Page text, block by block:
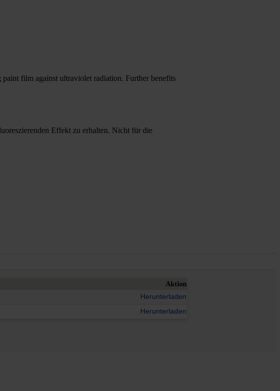
film against ultraviolet radiation. Further benefits
Effekt zu erhalten. Nicht für die
Aktion
Herunterladen
Herunterladen